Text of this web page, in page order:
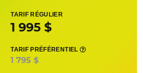
TARIF RÉGULIER
1 995 $
TARIF PRÉFÉRENTIEL
1 795 $